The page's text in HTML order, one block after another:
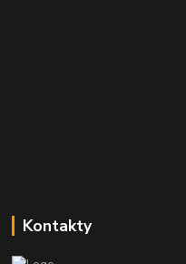
Kontakty